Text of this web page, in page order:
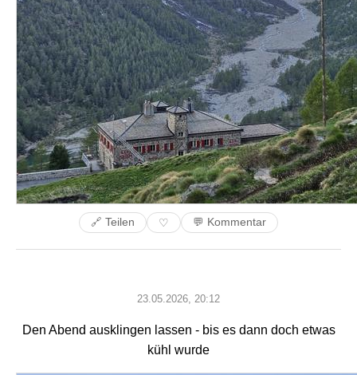
🔗 Teilen ♡ 💬 Kommentar
23.05.2026, 20:12
Den Abend ausklingen lassen - bis es dann doch etwas
kühl wurde